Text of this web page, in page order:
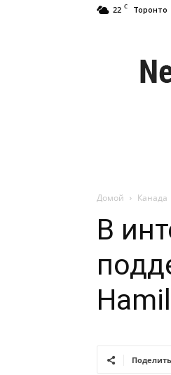
22 C Торонто
Домой Канада
В